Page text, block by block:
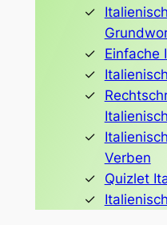
Einfache
Italienisch
Verben
Quizlet